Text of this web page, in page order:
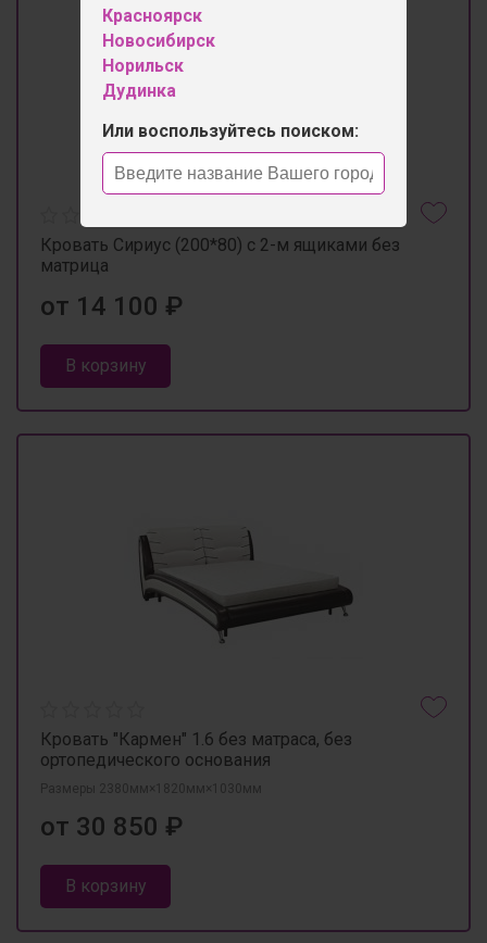
Красноярск
Новосибирск
Норильск
Дудинка
Или воспользуйтесь поиском:
Кровать Сириус (200*80) с 2-м ящиками без
матрица
от 14 100 ₽
В корзину
Кровать "Кармен" 1.6 без матраса, без
ортопедического основания
Размеры 2380мм×1820мм×1030мм
от 30 850 ₽
В корзину